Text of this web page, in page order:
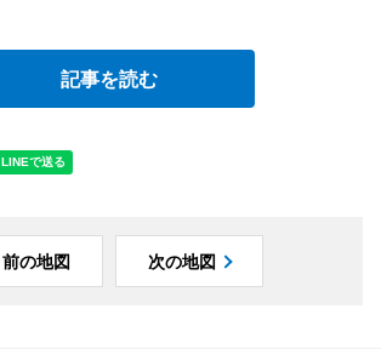
記事を読む
前の地図 次の地図